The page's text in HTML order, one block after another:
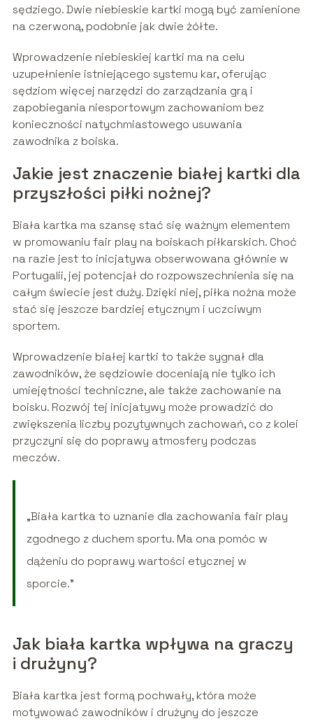
sędziego. Dwie niebieskie kartki mogą być zamienione
na czerwoną, podobnie jak dwie żółte.
Wprowadzenie niebieskiej kartki ma na celu
uzupełnienie istniejącego systemu kar, oferując
sędziom więcej narzędzi do zarządzania grą i
zapobiegania niesportowym zachowaniom bez
konieczności natychmiastowego usuwania
zawodnika z boiska.
Jakie jest znaczenie białej kartki dla
przyszłości piłki nożnej?
Biała kartka ma szansę stać się ważnym elementem
w promowaniu fair play na boiskach piłkarskich. Choć
na razie jest to inicjatywa obserwowana głównie w
Portugalii, jej potencjał do rozpowszechnienia się na
całym świecie jest duży. Dzięki niej, piłka nożna może
stać się jeszcze bardziej etycznym i uczciwym
sportem.
Wprowadzenie białej kartki to także sygnał dla
zawodników, że sędziowie doceniają nie tylko ich
umiejętności techniczne, ale także zachowanie na
boisku. Rozwój tej inicjatywy może prowadzić do
zwiększenia liczby pozytywnych zachowań, co z kolei
przyczyni się do poprawy atmosfery podczas
meczów.
„Biała kartka to uznanie dla zachowania fair play
zgodnego z duchem sportu. Ma ona pomóc w
dążeniu do poprawy wartości etycznej w
sporcie.”
Jak biała kartka wpływa na graczy
i drużyny?
Biała kartka jest formą pochwały, która może
motywować zawodników i drużyny do jeszcze